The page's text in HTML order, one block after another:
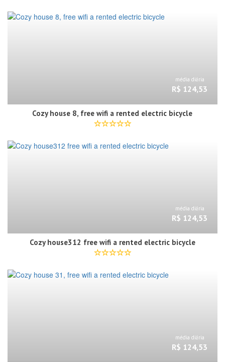
média diária
R$ 124,53
Cozy house 8, free wifi a rented electric bicycle
média diária
R$ 124,53
Cozy house312 free wifi a rented electric bicycle
média diária
R$ 124,53